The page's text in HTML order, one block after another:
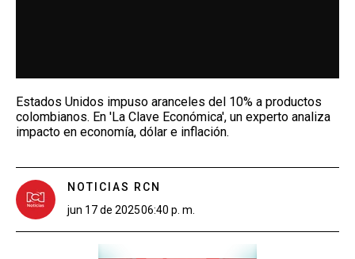
Estados Unidos impuso aranceles del 10% a productos
colombianos. En 'La Clave Económica', un experto analiza
impacto en economía, dólar e inflación.
NOTICIAS RCN
jun 17 de 202506:40 p. m.